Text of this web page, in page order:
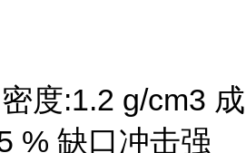
度:1.2 g/cm3 成
% 缺口冲击强